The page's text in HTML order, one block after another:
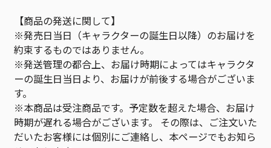
【商品の発送に関して】
※発売日当日（キャラクターの誕生日以降）のお届けを
約束するものではありません。
※発送管理の都合上、お届け時期によってはキャラクタ
ーの誕生日当日より、お届けが前後する場合がございま
す。
※本商品は受注商品です。予定数を超えた場合、お届け
時期が遅れる場合がございます。 その際は、ご注文いた
だいたお客様には個別にご連絡し、本ページでもお知ら